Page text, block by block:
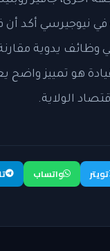
في نيوجيرسي أكد
وظائف يدوية
هو تمييز واضح
الولاية.
تويتر واتساب